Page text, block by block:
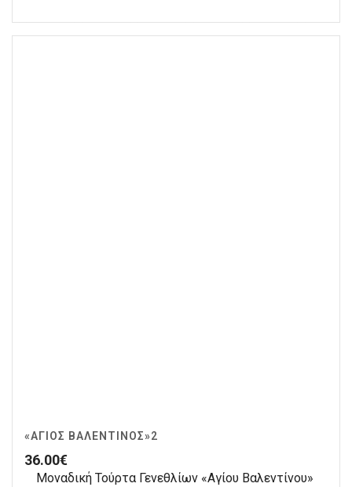
«ΆΓΙΟΣ ΒΑΛΕΝΤΊΝΟΣ»2
36.00€
Μοναδική Τούρτα Γενεθλίων «Αγίου Βαλεντίνου»